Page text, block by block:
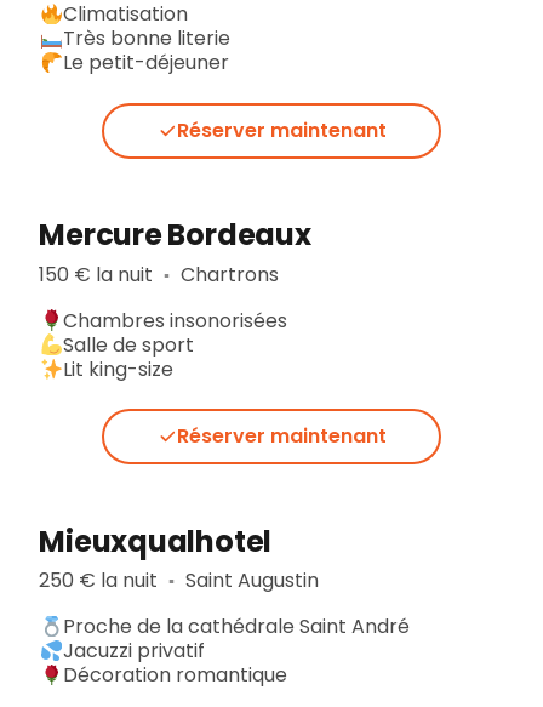
Climatisation
Très bonne literie
Le petit-déjeuner
Réserver maintenant
Mercure Bordeaux
150 € la nuit ▪︎ Chartrons
Chambres insonorisées
Salle de sport
Lit king-size
Réserver maintenant
Mieuxqualhotel
250 € la nuit ▪︎ Saint Augustin
Proche de la cathédrale Saint André
Jacuzzi privatif
Décoration romantique